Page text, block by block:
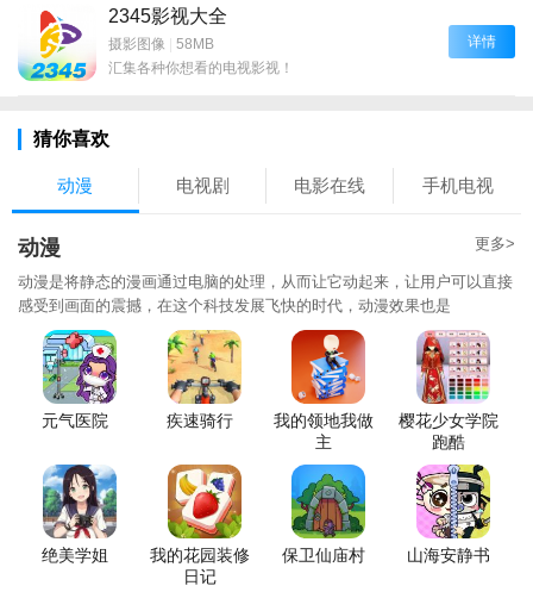
2345影视大全
摄影图像 | 58MB
汇集各种你想看的电视影视！
详情
猜你喜欢
动漫 电视剧 电影在线 手机电视
动漫 更多>
动漫是将静态的漫画通过电脑的处理，从而让它动起来，让用户可以直接
感受到画面的震撼，在这个科技发展飞快的时代，动漫效果也是
元气医院 疾速骑行
我的领地我做
主
樱花少女学院
跑酷
绝美学姐
我的花园装修
日记
保卫仙庙村 山海安静书